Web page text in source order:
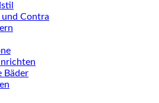
und Contra
Bäder